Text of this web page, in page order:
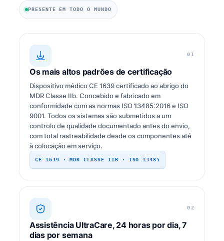
PRESENTE EM TODO O MUNDO
01
Os mais altos padrões de certificação
Dispositivo médico CE 1639 certificado ao abrigo do
MDR Classe IIb. Concebido e fabricado em
conformidade com as normas ISO 13485:2016 e ISO
9001. Todos os sistemas são submetidos a um
controlo de qualidade documentado antes do envio,
com total rastreabilidade desde os componentes até
à colocação em serviço.
CE 1639 · MDR CLASSE IIB · ISO 13485
02
Assistência UltraCare, 24 horas por dia, 7
dias por semana